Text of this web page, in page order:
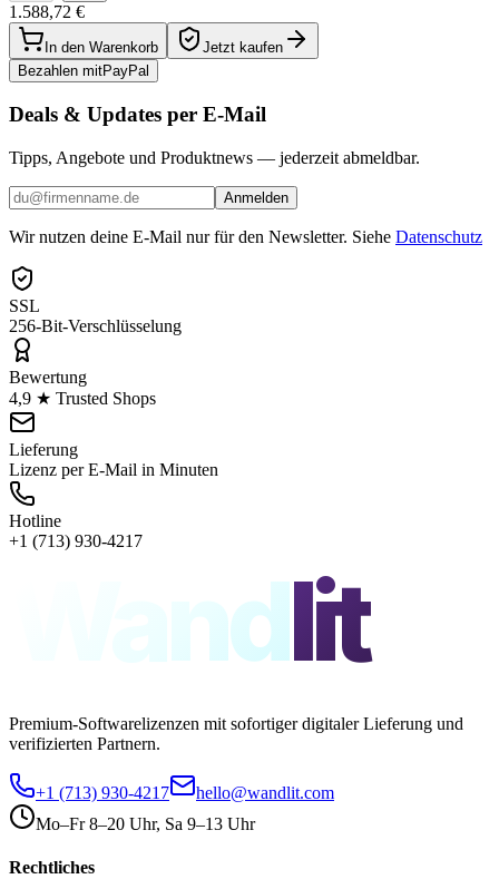
1.588,72 €
In den Warenkorb
Jetzt kaufen
Bezahlen mitPayPal
Deals & Updates per E-Mail
Tipps, Angebote und Produktnews — jederzeit abmeldbar.
Anmelden
Wir nutzen deine E-Mail nur für den Newsletter. Siehe Datenschutz
SSL
256-Bit-Verschlüsselung
Bewertung
4,9 ★ Trusted Shops
Lieferung
Lizenz per E-Mail in Minuten
Hotline
+1 (713) 930-4217
Wandlit
Premium-Softwarelizenzen mit sofortiger digitaler Lieferung und
verifizierten Partnern.
+1 (713) 930-4217
hello@wandlit.com
Mo–Fr 8–20 Uhr, Sa 9–13 Uhr
Rechtliches